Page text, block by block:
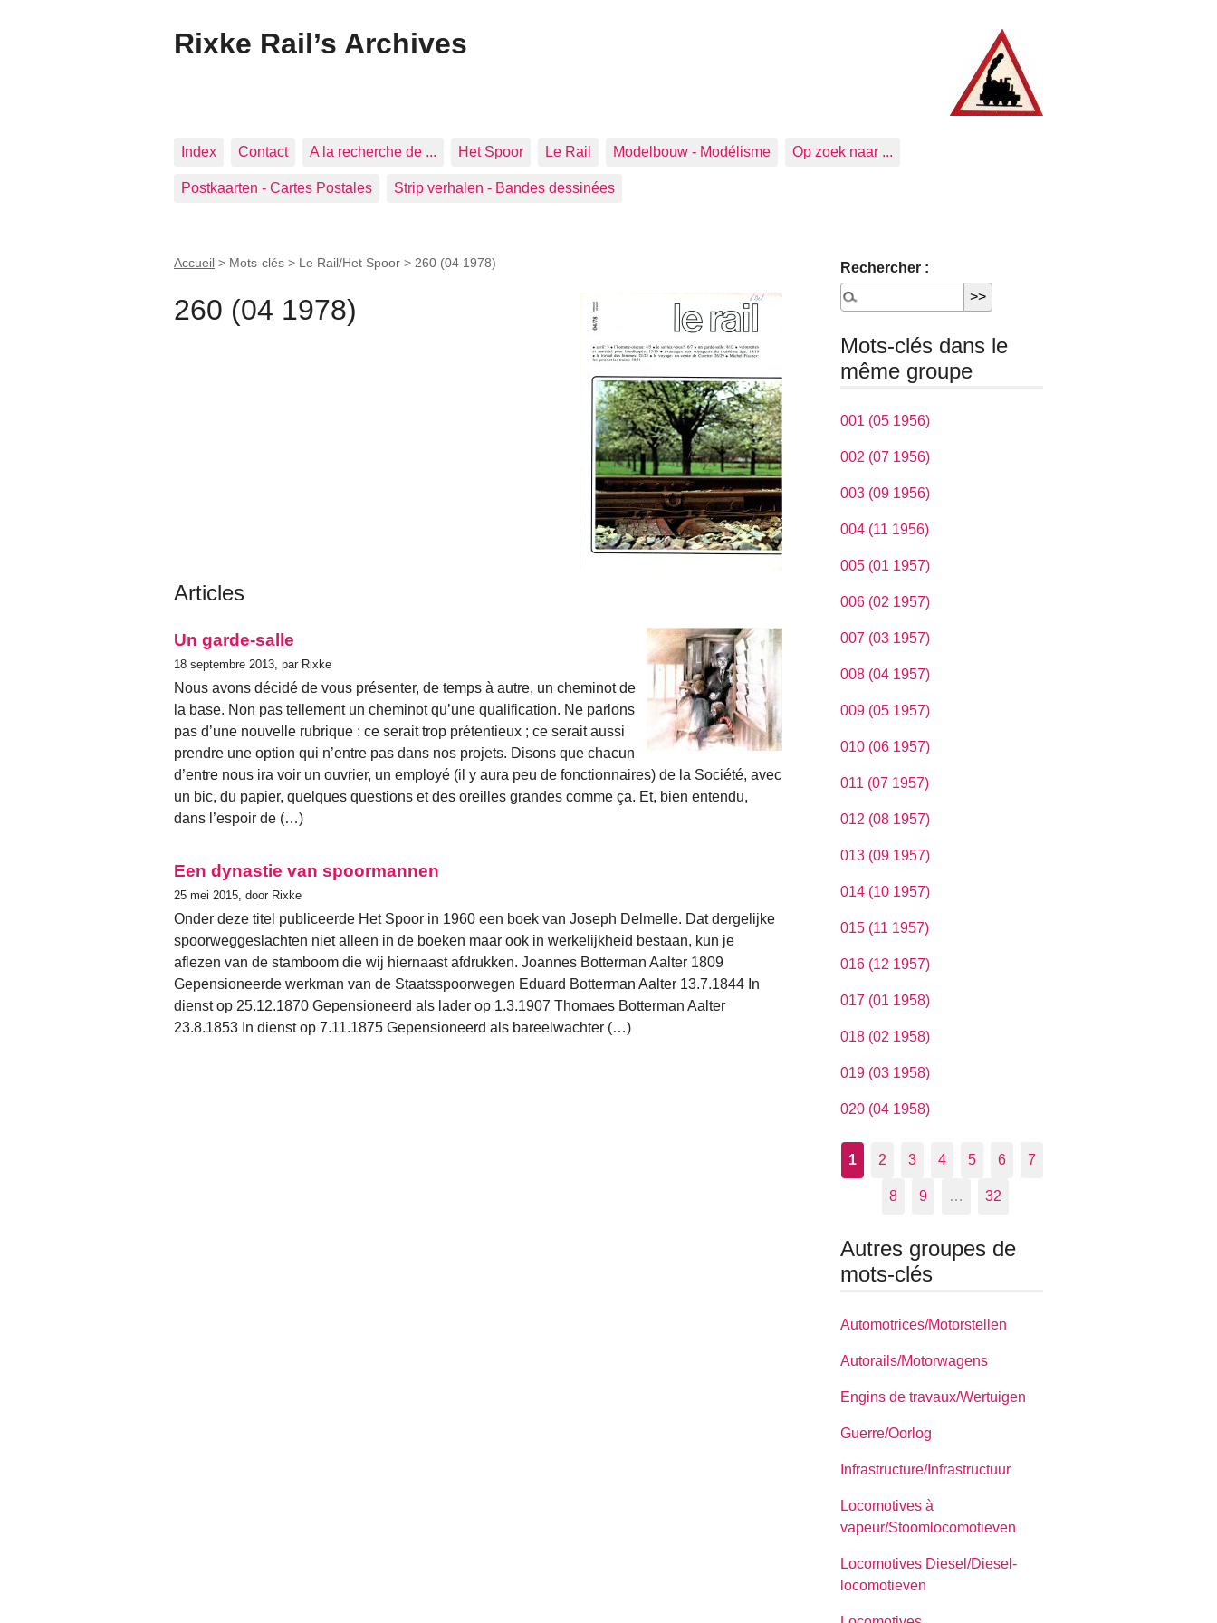
Rixke Rail’s Archives
Index Contact A la recherche de ... Het Spoor Le Rail Modelbouw - Modélisme Op zoek naar ...
Postkaarten - Cartes Postales Strip verhalen - Bandes dessinées
Accueil > Mots-clés > Le Rail/Het Spoor > 260 (04 1978)
260 (04 1978)
Articles
Un garde-salle
18 septembre 2013, par Rixke
Nous avons décidé de vous présenter, de temps à autre, un cheminot de
la base. Non pas tellement un cheminot qu’une qualification. Ne parlons
pas d’une nouvelle rubrique : ce serait trop prétentieux ; ce serait aussi
prendre une option qui n’entre pas dans nos projets. Disons que chacun
d’entre nous ira voir un ouvrier, un employé (il y aura peu de fonctionnaires) de la Société, avec
un bic, du papier, quelques questions et des oreilles grandes comme ça. Et, bien entendu,
dans l’espoir de (…)
Een dynastie van spoormannen
25 mei 2015, door Rixke
Onder deze titel publiceerde Het Spoor in 1960 een boek van Joseph Delmelle. Dat dergelijke
spoorweggeslachten niet alleen in de boeken maar ook in werkelijkheid bestaan, kun je
aflezen van de stamboom die wij hiernaast afdrukken. Joannes Botterman Aalter 1809
Gepensioneerde werkman van de Staatsspoorwegen Eduard Botterman Aalter 13.7.1844 In
dienst op 25.12.1870 Gepensioneerd als lader op 1.3.1907 Thomaes Botterman Aalter
23.8.1853 In dienst op 7.11.1875 Gepensioneerd als bareelwachter (…)
Rechercher :
Mots-clés dans le
même groupe
001 (05 1956)
002 (07 1956)
003 (09 1956)
004 (11 1956)
005 (01 1957)
006 (02 1957)
007 (03 1957)
008 (04 1957)
009 (05 1957)
010 (06 1957)
011 (07 1957)
012 (08 1957)
013 (09 1957)
014 (10 1957)
015 (11 1957)
016 (12 1957)
017 (01 1958)
018 (02 1958)
019 (03 1958)
020 (04 1958)
1 2 3 4 5 6 7
8 9 … 32
Autres groupes de
mots-clés
Automotrices/Motorstellen
Autorails/Motorwagens
Engins de travaux/Wertuigen
Guerre/Oorlog
Infrastructure/Infrastructuur
Locomotives à
vapeur/Stoomlocomotieven
Locomotives Diesel/Diesel-
locomotieven